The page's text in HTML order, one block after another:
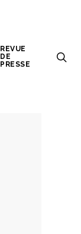
REVUE
DE
PRESSE